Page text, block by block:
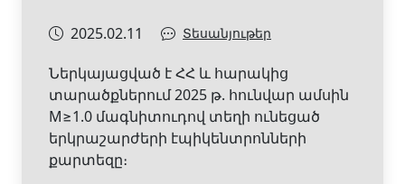
2025.02.11 Տեսանյութեր
Ներկայացված է ՀՀ և հարակից
տարածքներում 2025 թ. հունվար ամսին
M≥1.0 մագնիտուդով տեղի ունեցած
երկրաշարժերի էպիկենտրոնների
քարտեզը։